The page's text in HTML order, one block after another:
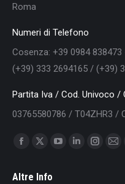
Roma
Numeri di Telefono
Cosenza: +39 0984
(+39) 333 2694165 / (+39)
Partita Iva / Cod. Univoco /
03765580786 / T04ZHR3 /
Find us on:
Facebook
opens
X
opens
YouTubeLinkedin
Altre Info